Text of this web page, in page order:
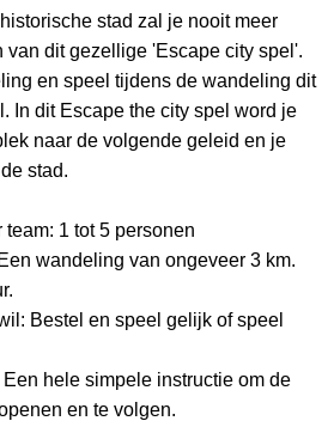
stad zal je nooit meer
van dit gezellige 'Escape city spel'.
en speel tijdens de wandeling dit
In dit Escape the city spel word je
naar de volgende geleid en je
stad.
1 tot 5 personen
wandeling van ongeveer 3 km.
Bestel en speel gelijk of speel
hele simpele instructie om de
en te volgen.